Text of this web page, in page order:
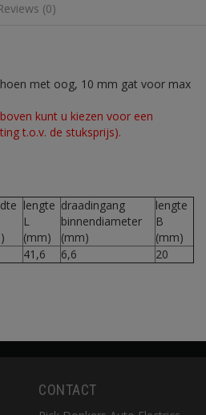
(0)
met oog, 10 mm gat voor max
kunt u kiezen voor een
t.o.v. de stuksprijs).
lengte
L
(mm)
draadingang
binnendiameter
(mm)
lengte
B
(mm)
41,6 6,6 20
CONTACT